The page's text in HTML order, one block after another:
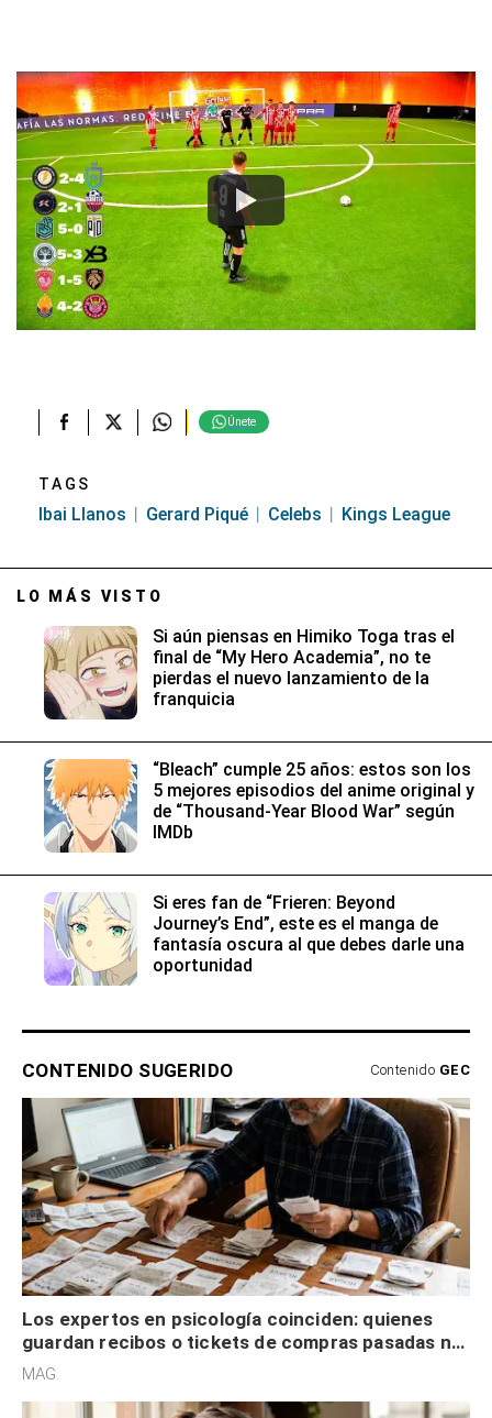
Únete
TAGS
Ibai Llanos Gerard Piqué Celebs Kings League
LO MÁS VISTO
Si aún piensas en Himiko Toga tras el
final de “My Hero Academia”, no te
pierdas el nuevo lanzamiento de la
franquicia
“Bleach” cumple 25 años: estos son los
5 mejores episodios del anime original y
de “Thousand-Year Blood War” según
IMDb
Si eres fan de “Frieren: Beyond
Journey’s End”, este es el manga de
fantasía oscura al que debes darle una
oportunidad
CONTENIDO SUGERIDO Contenido GEC
Los expertos en psicología coinciden: quienes
guardan recibos o tickets de compras pasadas no
son acumuladores, sino que tienen necesidad de
MAG.